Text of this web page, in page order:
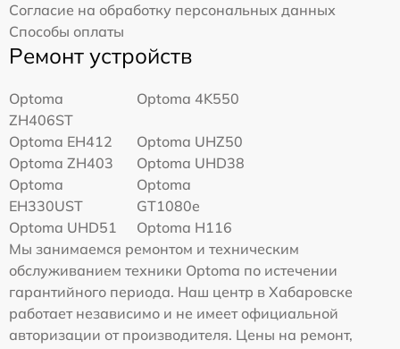
Согласие на обработку персональных данных
Способы оплаты
Ремонт устройств
Optoma
ZH406ST
Optoma 4K550
Optoma EH412
Optoma UHZ50
Optoma ZH403
Optoma UHD38
Optoma
EH330UST
Optoma
GT1080e
Optoma UHD51
Optoma H116
Мы занимаемся ремонтом и техническим
обслуживанием техники Optoma по истечении
гарантийного периода. Наш центр в Хабаровске
работает независимо и не имеет официальной
авторизации от производителя. Цены на ремонт,